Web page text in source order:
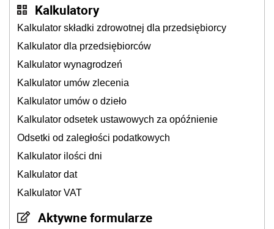
Kalkulatory
Kalkulator składki zdrowotnej dla przedsiębiorcy
Kalkulator dla przedsiębiorców
Kalkulator wynagrodzeń
Kalkulator umów zlecenia
Kalkulator umów o dzieło
Kalkulator odsetek ustawowych za opóźnienie
Odsetki od zaległości podatkowych
Kalkulator ilości dni
Kalkulator dat
Kalkulator VAT
Aktywne formularze